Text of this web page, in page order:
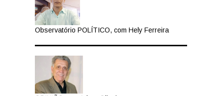
Observatório POLÍTICO, com Hely Ferreira